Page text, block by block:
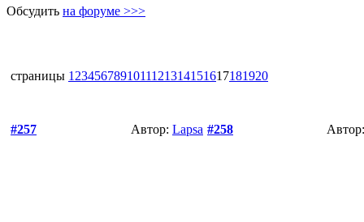
Обсудить на форуме >>>
страницы 1 234567891011121314151617181920
#257 Автор: Lapsa #258